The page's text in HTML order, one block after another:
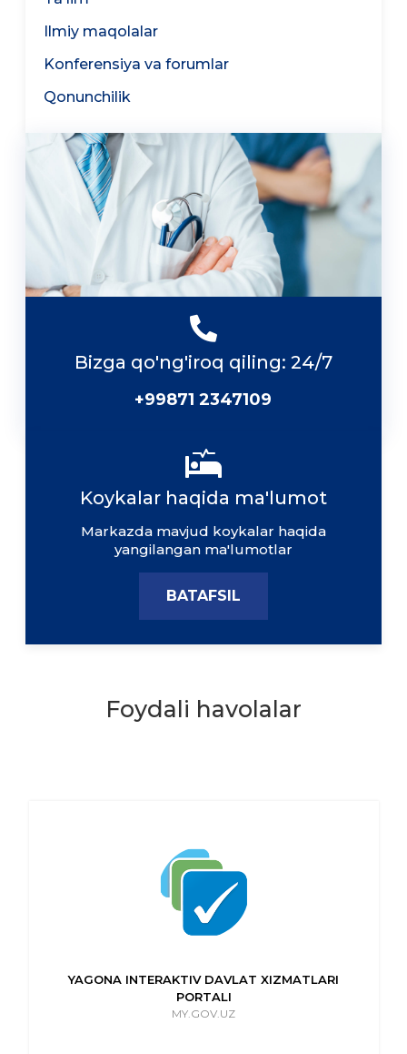
Ilmiy maqolalar
Konferensiya va forumlar
Qonunchilik
Bizga qo'ng'iroq qiling: 24/7
+99871 2347109
Koykalar haqida ma'lumot
Markazda mavjud koykalar haqida
yangilangan ma'lumotlar
BATAFSIL
Foydali havolalar
YAGONA INTERAKTIV DAVLAT XIZMATLARI
PORTALI
MY.GOV.UZ